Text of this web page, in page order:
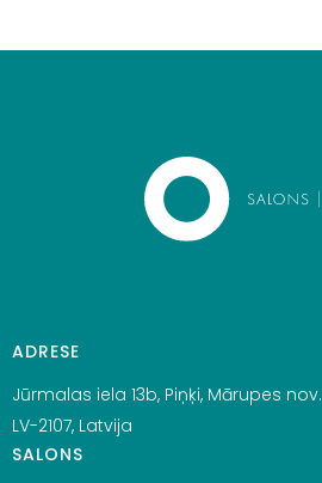
ADRESE
Jūrmalas iela 13b, Piņķi, Mārupes nov.
LV-2107, Latvija
SALONS